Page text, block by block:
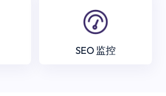
SEO 监控